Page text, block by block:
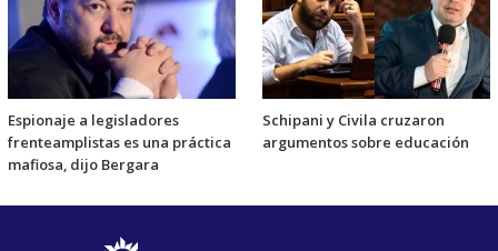
Espionaje a legisladores
frenteamplistas es una práctica
mafiosa, dijo Bergara
Schipani y Civila cruzaron
argumentos sobre educación